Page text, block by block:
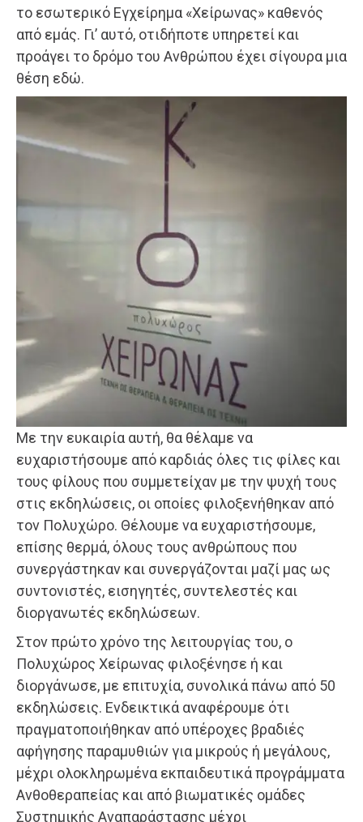
το εσωτερικό Εγχείρημα «Χείρωνας» καθενός
από εμάς. Γι’ αυτό, οτιδήποτε υπηρετεί και
προάγει το δρόμο του Ανθρώπου έχει σίγουρα μια
θέση εδώ.
Με την ευκαιρία αυτή, θα θέλαμε να
ευχαριστήσουμε από καρδιάς όλες τις φίλες και
τους φίλους που συμμετείχαν με την ψυχή τους
στις εκδηλώσεις, οι οποίες φιλοξενήθηκαν από
τον Πολυχώρο. Θέλουμε να ευχαριστήσουμε,
επίσης θερμά, όλους τους ανθρώπους που
συνεργάστηκαν και συνεργάζονται μαζί μας ως
συντονιστές, εισηγητές, συντελεστές και
διοργανωτές εκδηλώσεων.
Στον πρώτο χρόνο της λειτουργίας του, ο
Πολυχώρος Χείρωνας φιλοξένησε ή και
διοργάνωσε, με επιτυχία, συνολικά πάνω από 50
εκδηλώσεις. Ενδεικτικά αναφέρουμε ότι
πραγματοποιήθηκαν από υπέροχες βραδιές
αφήγησης παραμυθιών για μικρούς ή μεγάλους,
μέχρι ολοκληρωμένα εκπαιδευτικά προγράμματα
Ανθοθεραπείας και από βιωματικές ομάδες
Συστημικής Αναπαράστασης μέχρι